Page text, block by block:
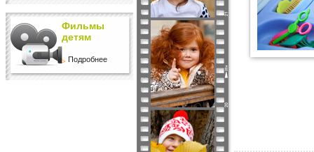
Фильмы
детям
Подробнее